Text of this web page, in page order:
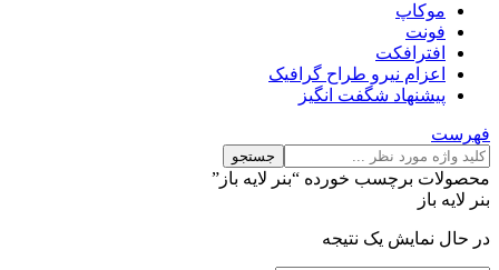
موکاپ
فونت
افترافکت
اعزام نیرو طراح گرافیک
پیشنهاد شگفت انگیز
فهرست
جستجو
محصولات برچسب خورده “بنر لایه باز”
بنر لایه باز
در حال نمایش یک نتیجه